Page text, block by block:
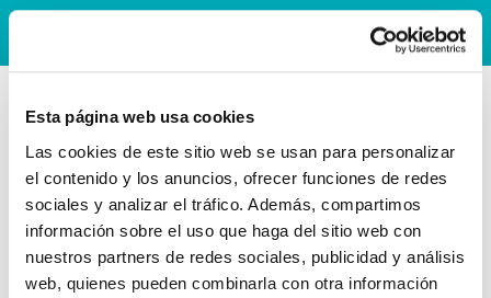
Esta página web usa cookies
Las cookies de este sitio web se usan para personalizar
el contenido y los anuncios, ofrecer funciones de redes
sociales y analizar el tráfico. Además, compartimos
información sobre el uso que haga del sitio web con
nuestros partners de redes sociales, publicidad y análisis
web, quienes pueden combinarla con otra información